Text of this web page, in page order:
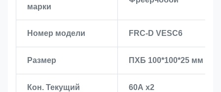
марки
Номер модели FRC-D VESC6
Размер ПХБ 100*100*25 мм
Кон. Текущий 60А х2